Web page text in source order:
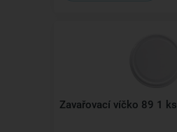
Zavařovací víčko 89 1 ks